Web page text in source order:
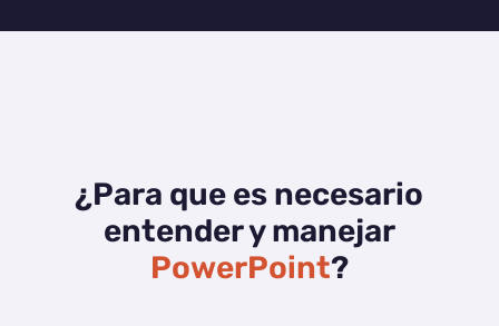
¿Para que es necesario
entender y manejar
PowerPoint?